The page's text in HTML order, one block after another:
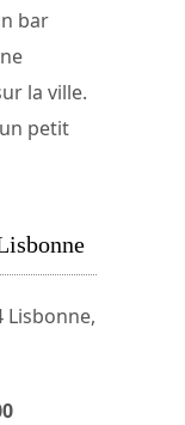
bar
la ville.
petit
Lisbonne,